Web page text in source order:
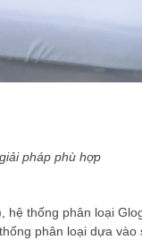
pháp phù hợp
thống phân loại
phân loại dựa vào